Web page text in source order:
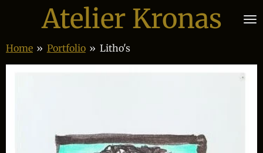
de
Atelier Kronas
Home » Portfolio » Litho's